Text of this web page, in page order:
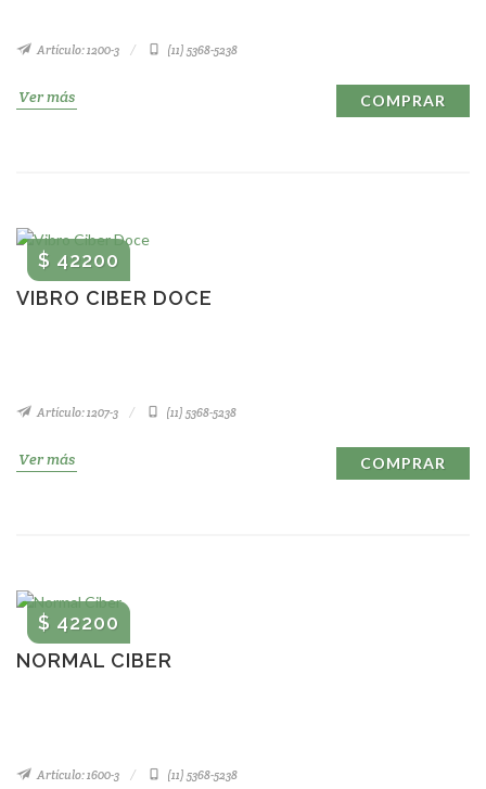
Artículo: 1200-3 (11) 5368-5238
Ver más COMPRAR
VIBRO CIBER DOCE
$ 42200
Artículo: 1207-3 (11) 5368-5238
Ver más COMPRAR
NORMAL CIBER
$ 42200
Artículo: 1600-3 (11) 5368-5238